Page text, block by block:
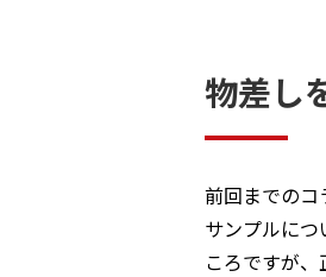
物差し
前回までのコ
サンプルに
ころですが